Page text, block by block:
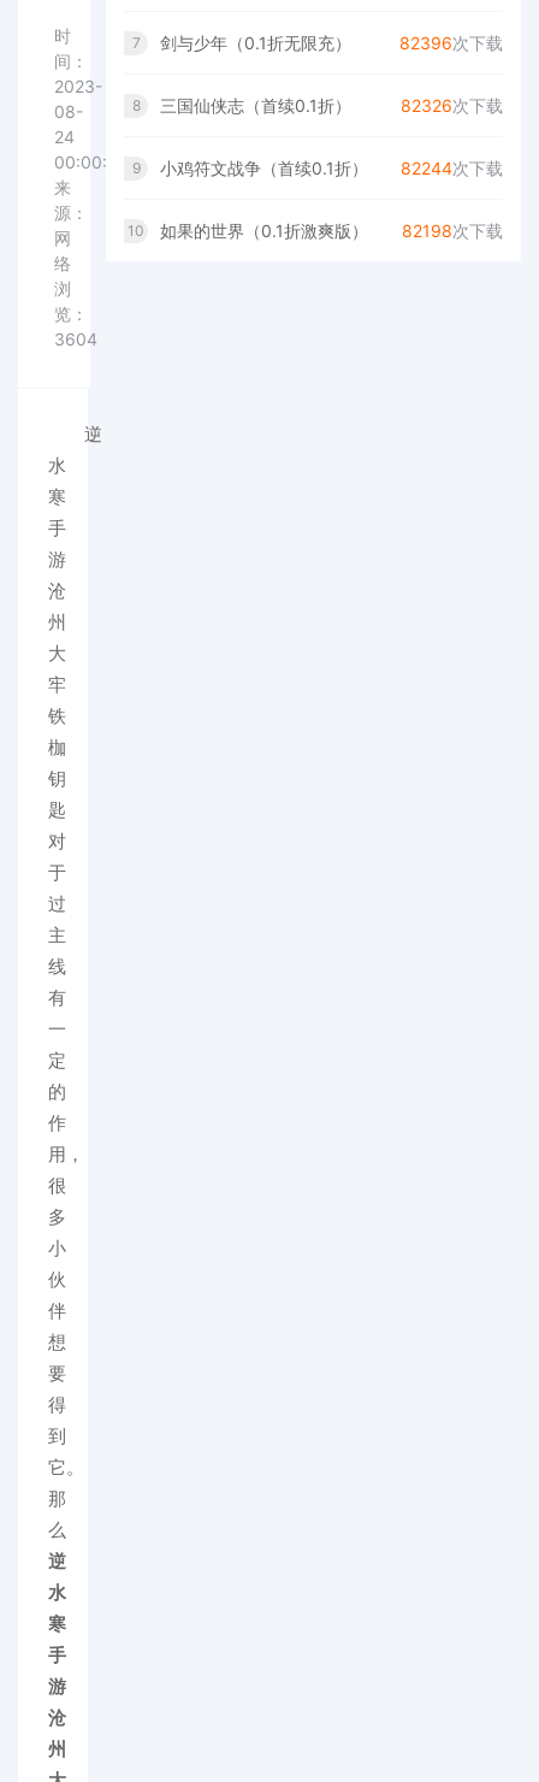
时
间：
2023-
08-
24
00:00:00
来
源：
网
络
浏
览：
3604
逆
水
寒
手
游
沧
州
大
牢
铁
枷
钥
匙
对
于
过
主
线
有
一
定
的
作
用，
很
多
小
伙
伴
想
要
得
到
它。
那
么
逆
水
寒
手
游
沧
州
7 剑与少年（0.1折无限充） 82396次下载
8 三国仙侠志（首续0.1折） 82326次下载
9 小鸡符文战争（首续0.1折） 82244次下载
10 如果的世界（0.1折激爽版） 82198次下载